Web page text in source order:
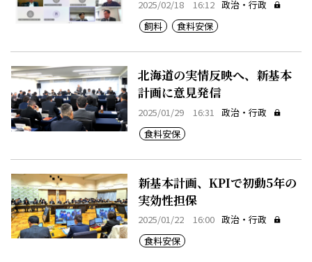
2025/02/18 16:12 政治・行政
飼料
食料安保
北海道の実情反映へ、新基本
計画に意見発信
2025/01/29 16:31
政治・行政
食料安保
新基本計画、KPIで初動5年の
実効性担保
2025/01/22 16:00 政治・行政
食料安保